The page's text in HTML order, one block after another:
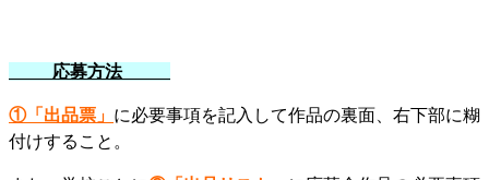
応募方法
①「出品票」 に必要事項を記入して作品の裏面、右下部に糊
付けすること。